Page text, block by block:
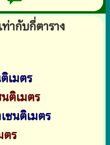
ากับกี่ตาราง
เมตร
ติเมตร
ซนติเมตร
ตร